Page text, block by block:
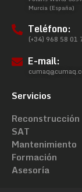
Murcia (España)
Teléfono:
(+34) 968 58 01
E-mail:
Servicios
Reconstrucción
SAT
Mantenimiento
Formación
Asesoría